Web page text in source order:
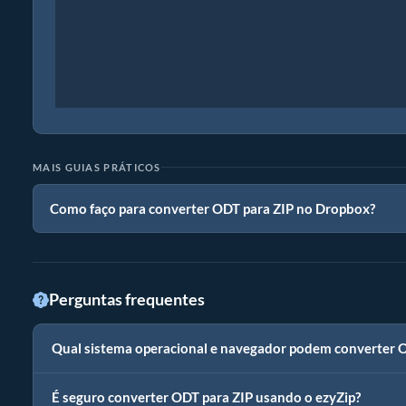
MAIS GUIAS PRÁTICOS
Como faço para converter ODT para ZIP no Dropbox?
Perguntas frequentes
Qual sistema operacional e navegador podem converter
É seguro converter ODT para ZIP usando o ezyZip?